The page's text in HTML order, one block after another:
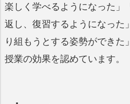
楽しく学べるようになった」
返し、復習するようになった
り組もうとする姿勢ができた
授業の効果を認めています。